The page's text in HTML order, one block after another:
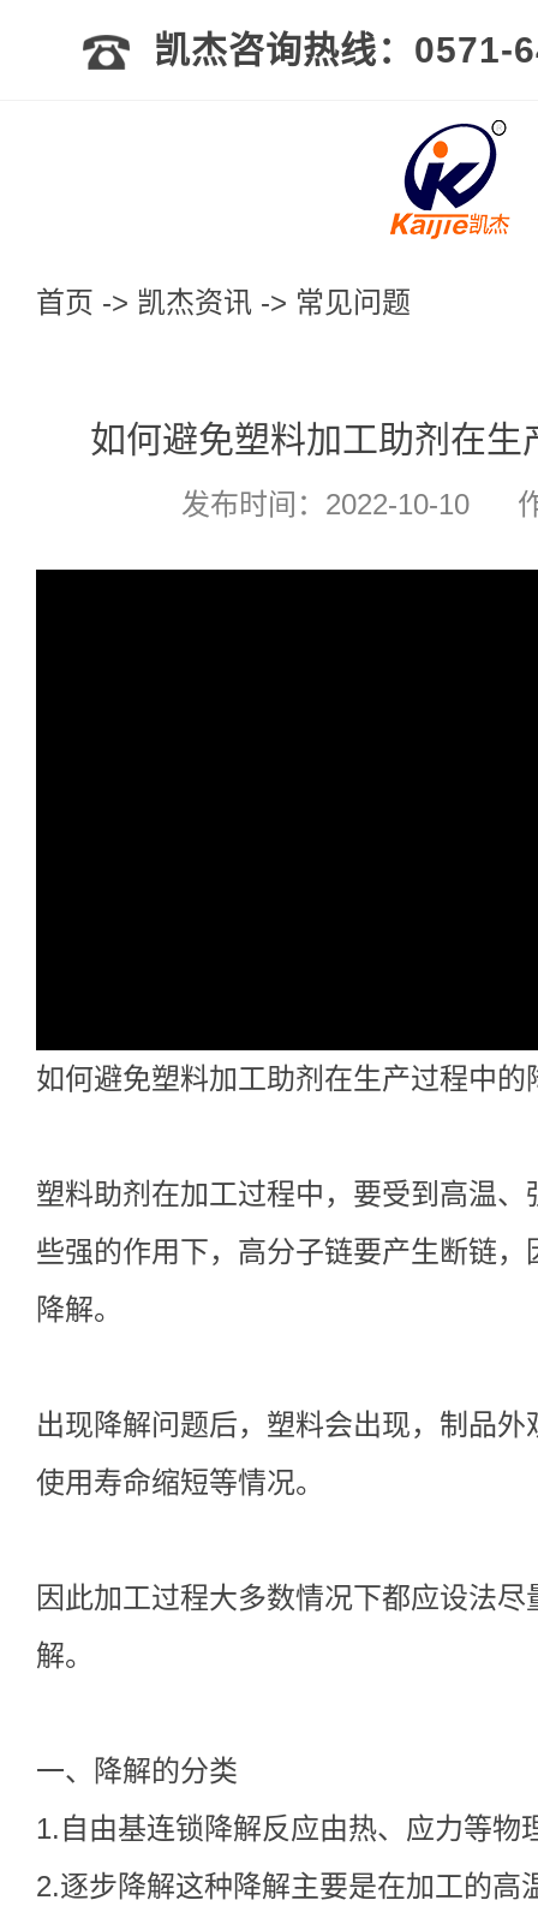
凯杰咨询热线：0571-
首页 -> 凯杰资讯 -> 常见问题
如何避免塑料加工助剂在生
发布时间：2022-10-10
如何避免塑料加工助剂在生产过程中的
塑料助剂在加工过程中，要受到高温
些强的作用下，高分子链要产生断链
降解。
出现降解问题后，塑料会出现，制品
使用寿命缩短等情况。
因此加工过程大多数情况下都应设法
解。
一、降解的分类
1.自由基连锁降解反应由热、应力等物
2.逐步降解这种降解主要是在加工的高